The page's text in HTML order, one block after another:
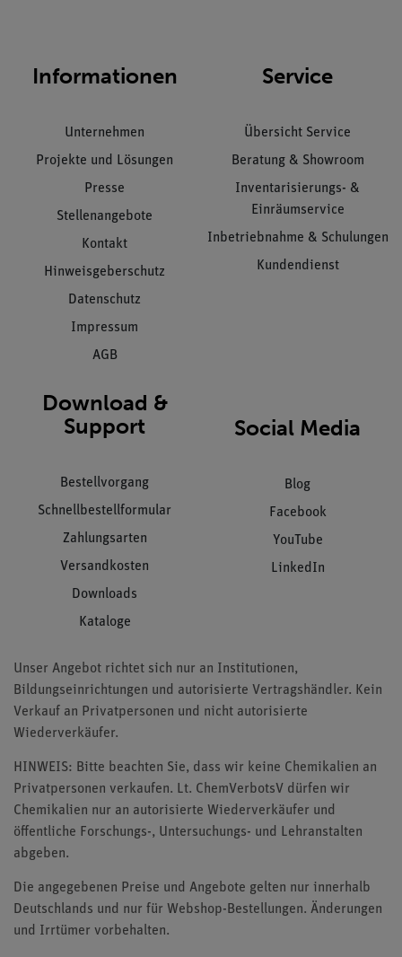
Informationen
Unternehmen
Projekte und Lösungen
Presse
Stellenangebote
Kontakt
Hinweisgeberschutz
Datenschutz
Impressum
AGB
Service
Übersicht Service
Beratung & Showroom
Inventarisierungs- &
Einräumservice
Inbetriebnahme & Schulungen
Kundendienst
Download &
Support
Bestellvorgang
Schnellbestellformular
Zahlungsarten
Versandkosten
Downloads
Kataloge
Social Media
Blog
Facebook
YouTube
LinkedIn
Unser Angebot richtet sich nur an Institutionen,
Bildungseinrichtungen und autorisierte Vertragshändler. Kein
Verkauf an Privatpersonen und nicht autorisierte
Wiederverkäufer.
HINWEIS: Bitte beachten Sie, dass wir keine Chemikalien an
Privatpersonen verkaufen. Lt. ChemVerbotsV dürfen wir
Chemikalien nur an autorisierte Wiederverkäufer und
öffentliche Forschungs-, Untersuchungs- und Lehranstalten
abgeben.
Die angegebenen Preise und Angebote gelten nur innerhalb
Deutschlands und nur für Webshop-Bestellungen. Änderungen
und Irrtümer vorbehalten.